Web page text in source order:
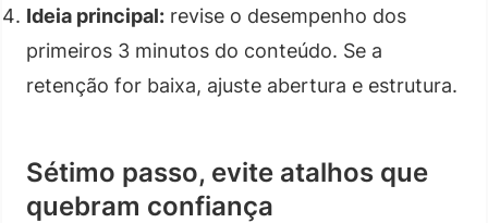
Ideia principal: revise o desempenho dos
primeiros 3 minutos do conteúdo. Se a
retenção for baixa, ajuste abertura e estrutura.
Sétimo passo, evite atalhos que
quebram confiança